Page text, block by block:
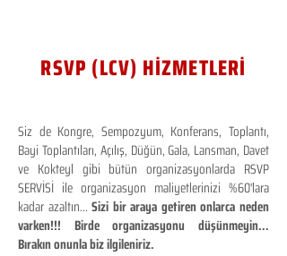
RSVP (LCV) HİZMETLERİ
Siz de Kongre, Sempozyum, Konferans, Toplantı,
Bayi Toplantıları, Açılış, Düğün, Gala, Lansman, Davet
ve Kokteyl gibi bütün organizasyonlarda RSVP
SERVİSİ ile organizasyon maliyetlerinizi %60'lara
kadar azaltın...Sizi bir araya getiren onlarca neden
varken!!! Birde organizasyonu düşünmeyin...
Bırakın onunla biz ilgileniriz.